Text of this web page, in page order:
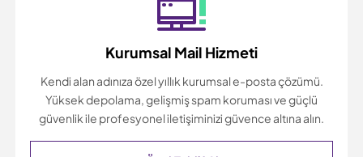
Kurumsal Mail Hizmeti
Kendi alan adınıza özel yıllık kurumsal e-posta çözümü.
Yüksek depolama, gelişmiş spam koruması ve güçlü
güvenlik ile profesyonel iletişiminizi güvence altına alın.